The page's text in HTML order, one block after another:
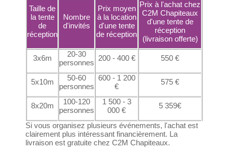
Taille de
la tente
de
réception
Nombre
d'invités
Prix moyen
à la location
d'une tente
de réception
Prix à l'achat chez
C2M Chapiteaux
d'une tente de
réception
(livraison offerte)
3x6m
20-30
personnes
200 - 400 € 550 €
5x10m
50-60
personnes
600 - 1 200
€
575 €
8x20m
100-120
personnes
1 500 - 3
000 €
5 359€
Si vous organisez plusieurs événements, l'achat est
clairement plus intéressant financièrement. La
livraison est gratuite chez C2M Chapiteaux.